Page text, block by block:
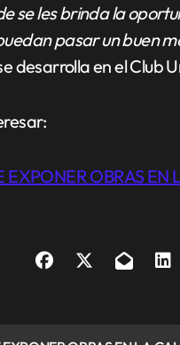
se les brinda la
pasar un buen
desarrolla en el Club
OBRAS EN